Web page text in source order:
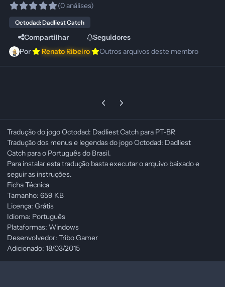
(0 análises)
Octodad: Dadliest Catch
Compartilhar
Seguidores
Por
Renato Ribeiro Outros arquivos deste membro
Previous carousel slide
Next carousel slide
Tradução do jogo Octodad: Dadliest Catch para PT-BR
Tradução dos menus e legendas do jogo Octodad: Dadliest
Catch para o Português do Brasil.
Para instalar esta tradução basta executar o arquivo baixado e
seguir as instruções.
Ficha Técnica
Tamanho: 659 KB
Licença: Grátis
Idioma: Português
Plataformas: Windows
Desenvolvedor: Tribo Gamer
Adicionado: 18/03/2015